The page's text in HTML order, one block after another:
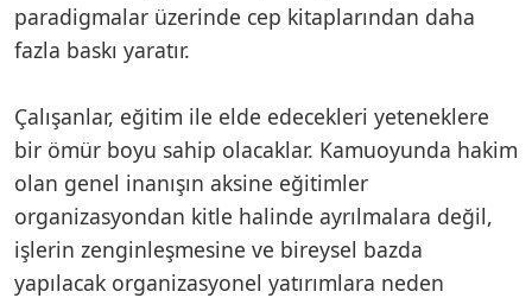
paradigmalar üzerinde cep kitaplarından daha
fazla baskı yaratır.
Çalışanlar, eğitim ile elde edecekleri yeteneklere
bir ömür boyu sahip olacaklar. Kamuoyunda hakim
olan genel inanışın aksine eğitimler
organizasyondan kitle halinde ayrılmalara değil,
işlerin zenginleşmesine ve bireysel bazda
yapılacak organizasyonel yatırımlara neden